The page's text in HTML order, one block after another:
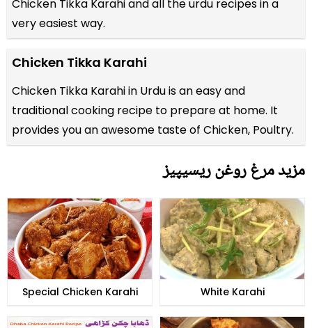
Chicken Tikka Karahi and all theurdu recipesin a
very easiest way.
Chicken Tikka Karahi
Chicken Tikka Karahi in Urdu is an easy and
traditional cooking recipe to prepare at home. It
provides you an awesome taste of Chicken, Poultry.
مزید مرغ روغن ریسیپیز
Special Chicken Karahi White Karahi